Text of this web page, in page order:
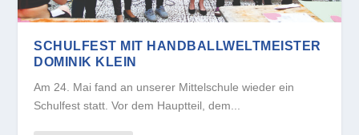
SCHULFEST MIT HANDBALLWELTMEISTER
DOMINIK KLEIN
Am 24. Mai fand an unserer Mittelschule wieder ein
Schulfest statt. Vor dem Hauptteil, dem...